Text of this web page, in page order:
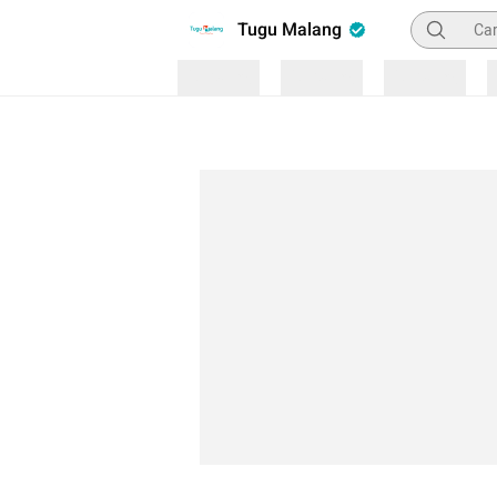
Tugu Malang Pencarian